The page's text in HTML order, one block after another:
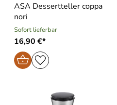
ASA Dessertteller coppa
nori
Sofort lieferbar
16,90 €*